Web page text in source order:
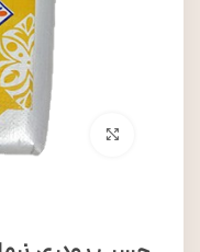
بزرگنمایی